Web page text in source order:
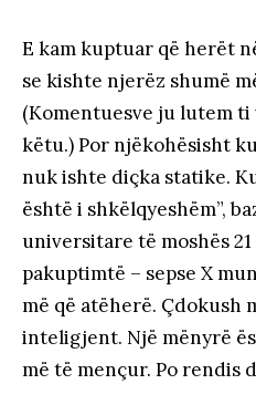
E kam kuptuar që herët
se kishte njerëz shumë
(Komentuesve ju lutem
këtu.) Por njëkohësisht
nuk ishte diçka statike.
është i shkëlqyeshëm”,
universitare të moshës
pakuptimtë – sepse X
më që atëherë. Çdokush
inteligjent. Një mënyrë
më të mençur. Po rendis